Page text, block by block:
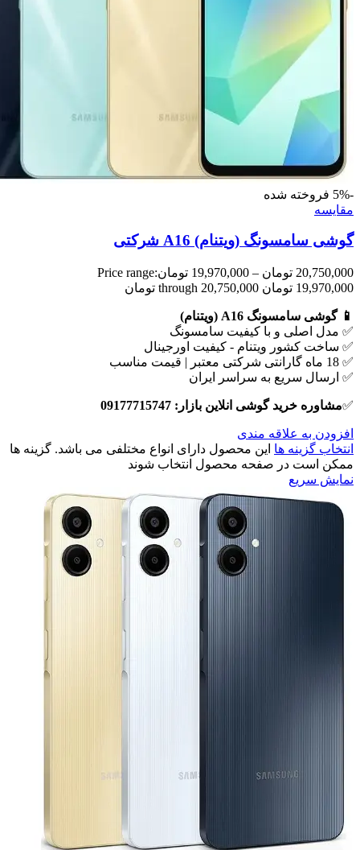
-5%
فروخته شده
مقايسه
گوشی سامسونگ (ویتنام) A16 شرکتی
20,750,000 تومان –
19,970,000 تومانPrice range:
19,970,000 تومان through 20,750,000 تومان
📱 گوشی سامسونگ A16 (ویتنام)
✅ مدل اصلی و با کیفیت سامسونگ
✅ ساخت کشور ویتنام - کیفیت اورجینال
✅ 18 ماه گارانتی شرکتی معتبر | قیمت مناسب
✅ ارسال سریع به سراسر ایران
✅مشاوره خرید گوشی انلاین بازار: 09177715747
افزودن به علاقه مندی
انتخاب گزینه ها این محصول دارای انواع مختلفی می باشد. گزینه ها
ممکن است در صفحه محصول انتخاب شوند
نمایش سریع